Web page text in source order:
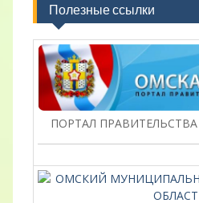
Полезные ссылки
ПОРТАЛ